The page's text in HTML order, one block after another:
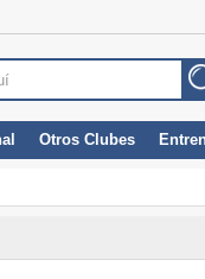
Otros Clubes